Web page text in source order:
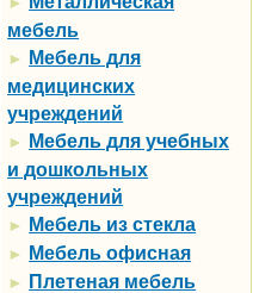
мебель
►
Мебель для
медицинских
учреждений
►
Мебель для учебных
и дошкольных
учреждений
►
Мебель из стекла
► Мебель офисная
► Плетеная мебель